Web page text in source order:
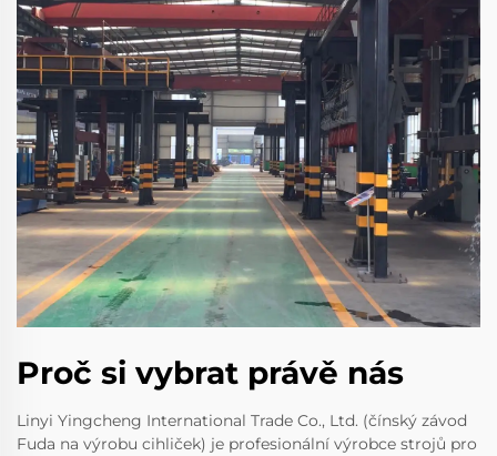
Proč si vybrat právě nás
Linyi Yingcheng International Trade Co., Ltd. (čínský závod
Fuda na výrobu cihliček) je profesionální výrobce strojů pro